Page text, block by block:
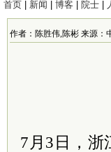
首页
新闻 博客 院士
作者：陈胜伟,陈彬 来源：
7月3日，浙